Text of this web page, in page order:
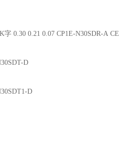
0.30 0.21 0.07 CP1E-N30SDR-A CE
D
D